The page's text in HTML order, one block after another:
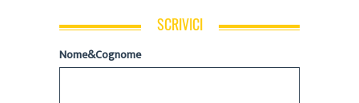
SCRIVICI
Nome&Cognome